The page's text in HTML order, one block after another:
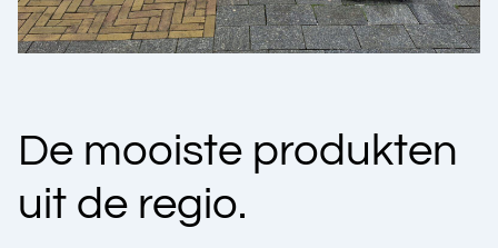
De mooiste produkten
uit de regio.